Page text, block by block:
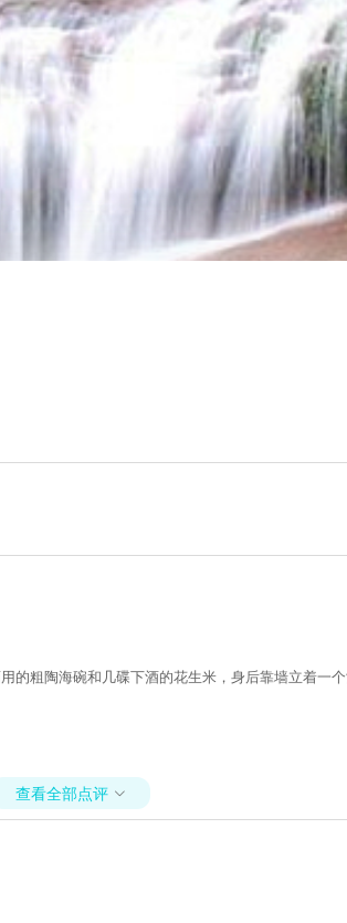
粗陶海碗和几碟下酒的花生米，身后靠墙立着一
查看全部点评 